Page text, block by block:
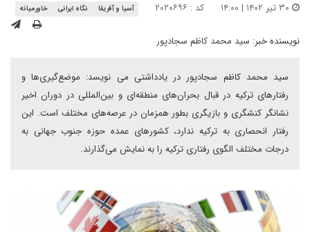
کد : ۲۰۲۰۶۹۶ آسیا و آفریقا نگاه ایرانی خاورمیانه
نویسنده خبر: سید محمد کاظم سجادپور
سید محمد کاظم سجادپور در یادداشتی می نویسد: موضع‌گیری‌ها و
رفتارهای ترکیه در قبال بحران‌های منطقه‌ای و بین‌المللی در دوران اخیر
نشانگر کنشگری و بازیگری بطور همزمان در عرصه‌های مختلف است. این
رفتار انحصاری به ترکیه ندارد، کشورهای عمده حوزه جنوب جهانی به
درجات مختلف الگوی رفتاری ترکیه را به نمایش می‌گذارند.